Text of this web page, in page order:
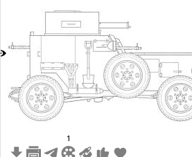
крепление крышки, боковая
панель, защелки, винты,
вентилятор, разъемы,
фиксирующие скобы,
индикаторные панели.
1